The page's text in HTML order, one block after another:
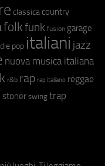
classica country
folkfunk fusion garage
pop italiani jazz
nuova musica italiana
r&b rap rap italiano reggae
stoner swing trap